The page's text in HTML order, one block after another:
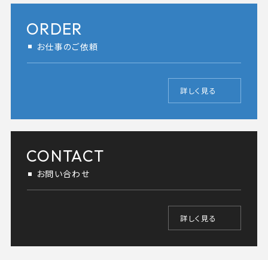
ORDER
お仕事のご依頼
詳しく見る
CONTACT
お問い合わせ
詳しく見る